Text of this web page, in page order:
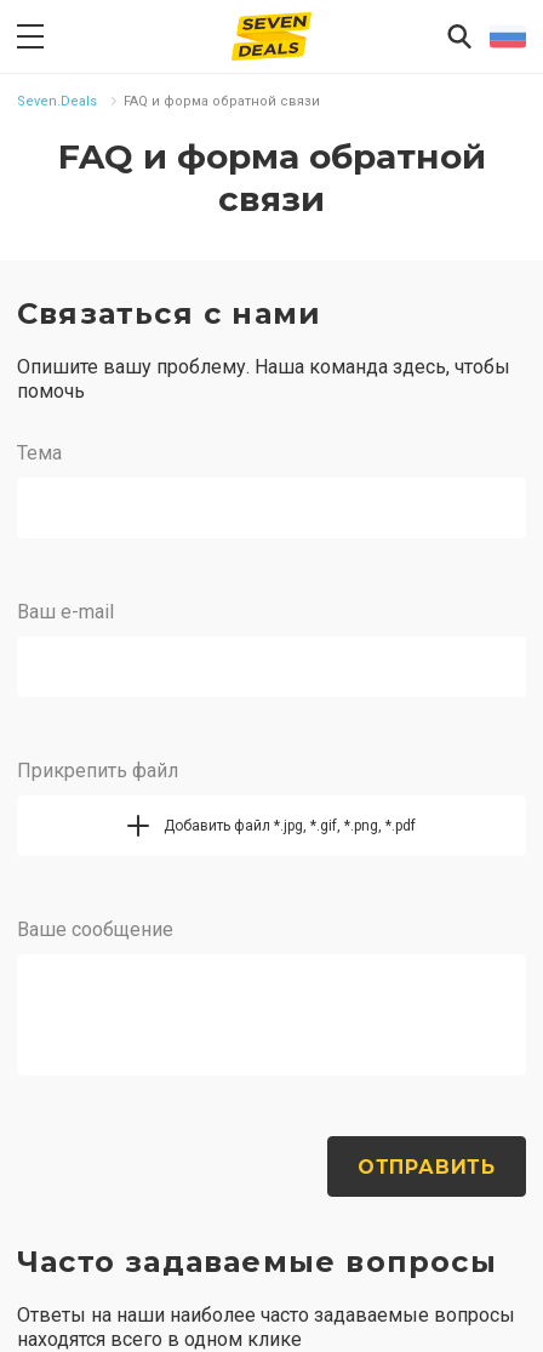
Seven.Deals FAQ и форма обратной связи
FAQ и форма обратной
связи
Связаться с нами
Опишите вашу проблему. Наша команда здесь, чтобы
помочь
Тема
Ваш e-mail
Прикрепить файл
Добавить файл *.jpg, *.gif, *.png, *.pdf
Ваше сообщение
ОТПРАВИТЬ
Часто задаваемые вопросы
Ответы на наши наиболее часто задаваемые вопросы
находятся всего в одном клике